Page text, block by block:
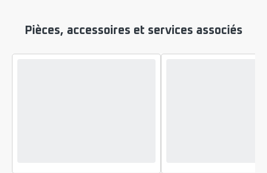
Pièces, accessoires et services associés